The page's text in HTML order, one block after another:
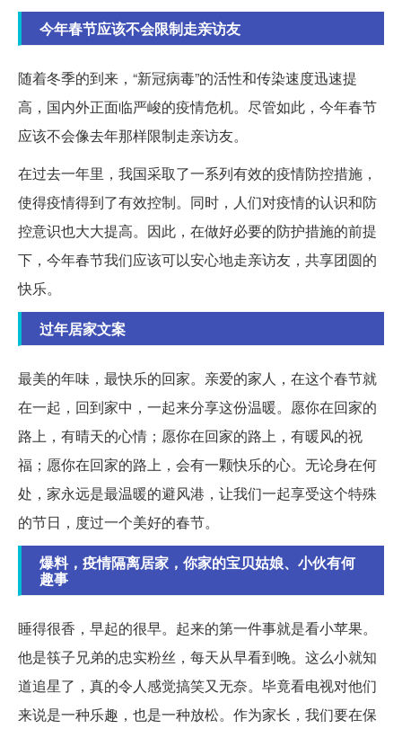
今年春节应该不会限制走亲访友
随着冬季的到来，“新冠病毒”的活性和传染速度迅速提
高，国内外正面临严峻的疫情危机。尽管如此，今年春节
应该不会像去年那样限制走亲访友。
在过去一年里，我国采取了一系列有效的疫情防控措施，
使得疫情得到了有效控制。同时，人们对疫情的认识和防
控意识也大大提高。因此，在做好必要的防护措施的前提
下，今年春节我们应该可以安心地走亲访友，共享团圆的
快乐。
过年居家文案
最美的年味，最快乐的回家。亲爱的家人，在这个春节就
在一起，回到家中，一起来分享这份温暖。愿你在回家的
路上，有晴天的心情；愿你在回家的路上，有暖风的祝
福；愿你在回家的路上，会有一颗快乐的心。无论身在何
处，家永远是最温暖的避风港，让我们一起享受这个特殊
的节日，度过一个美好的春节。
爆料，疫情隔离居家，你家的宝贝姑娘、小伙有何
趣事
睡得很香，早起的很早。起来的第一件事就是看小苹果。
他是筷子兄弟的忠实粉丝，每天从早看到晚。这么小就知
道追星了，真的令人感觉搞笑又无奈。毕竟看电视对他们
来说是一种乐趣，也是一种放松。作为家长，我们要在保